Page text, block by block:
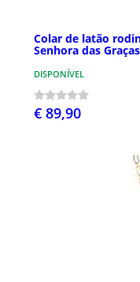
Colar de latão
Senhora das Graças
DISPONÍVEL
€ 89,90